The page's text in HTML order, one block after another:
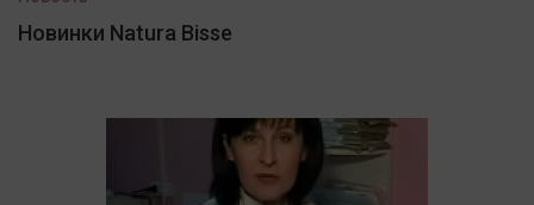
Новинки Natura Bisse